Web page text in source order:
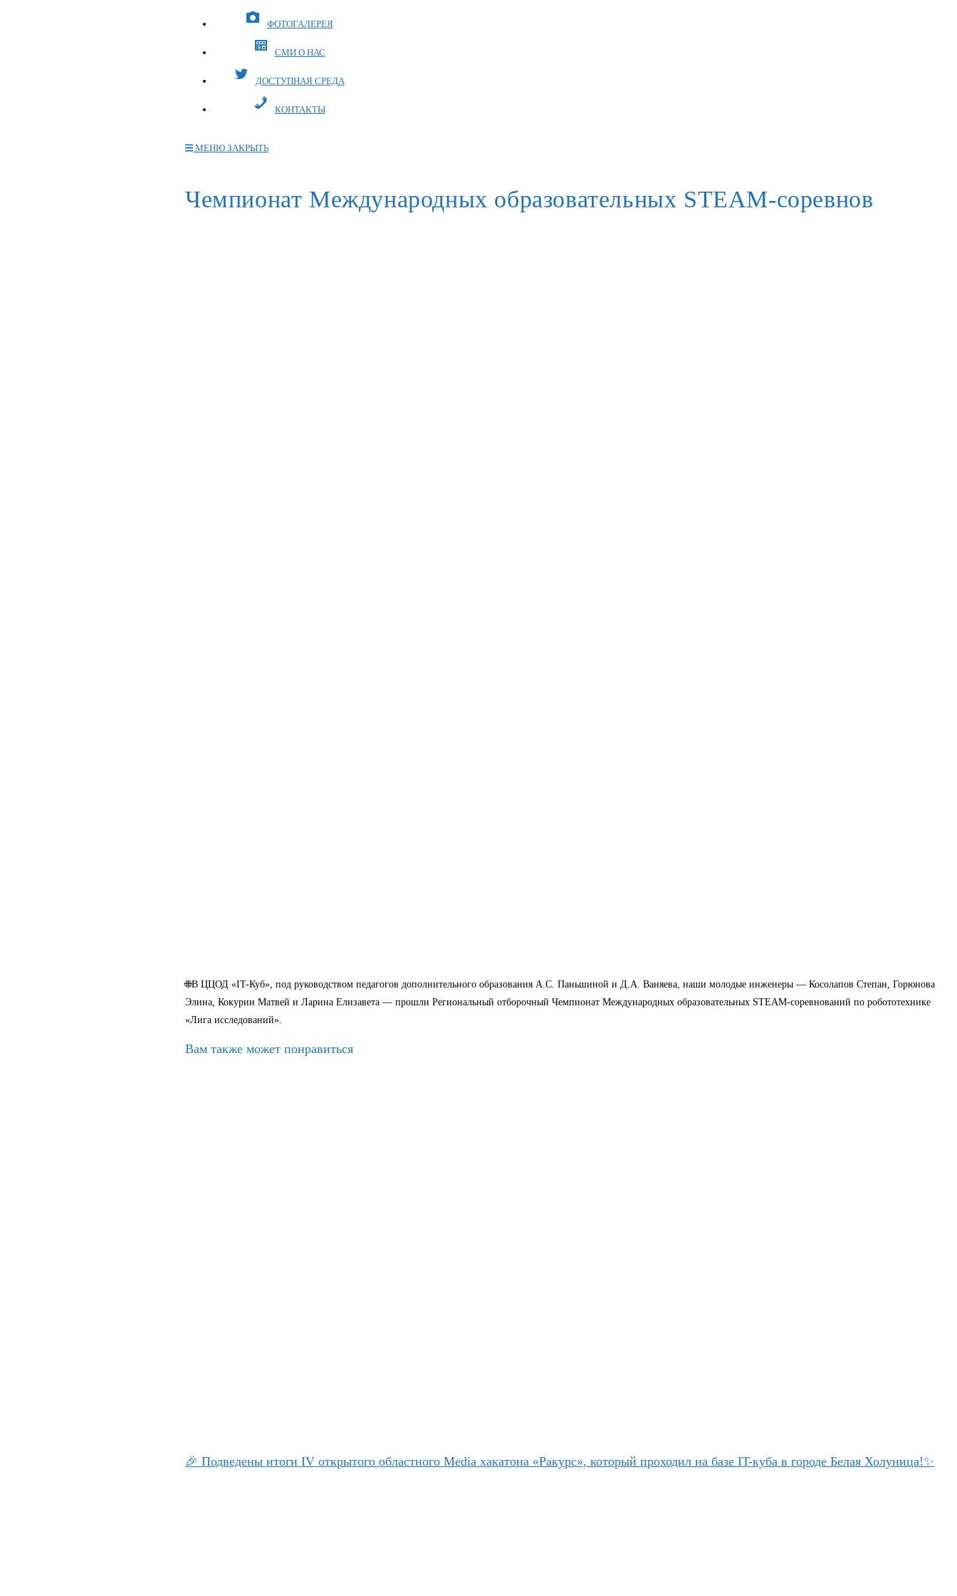
ФОТОГАЛЕРЕЯ
СМИ О НАС
ДОСТУПНАЯ СРЕДА
КОНТАКТЫ
МЕНЮ ЗАКРЫТЬ
чтобы
Чемпионат Международных образовательных STEAM-соревнов
🌐В ЦЦОД «IT-Куб», под руководством педагогов дополнительного образования А.С. Паньшиной и Д.А. Ваняева, наши молодые инженеры — Косолапов Степан, Горюнова
Элина, Кокурин Матвей и Ларина Елизавета — прошли Региональный отборочный Чемпионат Международных образовательных STEAM-соревнований по робототехнике
«Лига исследований».
Вам также может понравиться
🎉 Подведены итоги IV открытого областного Media хакатона «Ракурс», который проходил на базе IT-куба в городе Белая Холуница!✨